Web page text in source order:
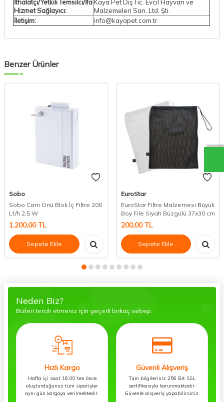
İthalatçı/Yetkili Temsilci/İfa
Hizmet Sağlayıcı:
Kaya Pet Dış Tic. Evcil Hayvan ve
Malzemeleri San. Ltd. Şti.
İletişim:
info@kayapet.com.tr
Benzer Ürünler
Sobo
Sobo Cam Önü Blok İç Filtre 200
Lt/h 2,5 W
1.200,00TL
Sepete Ekle
EuroStar
EuroStar Filtre Malzemesi Büyük
Boy File Siyah Büzgülü 37x30 cm
200,00TL
Sepete Ekle
Neden Biz?
Bizleri tercih etmeniz için geçerli birkaç sebep.
Hızlı Kargo
Hafta içi saat 16:00’ten önce
oluşturduğunuz tüm siparişler
aynı gün kargoya verilmektedir.
Güvenli Alışveriş
Tüm bilgileriniz 256 Bit SSL
sertifikasıyla korunmaktadır.
Güvenle alışveriş yapabilirsiniz.